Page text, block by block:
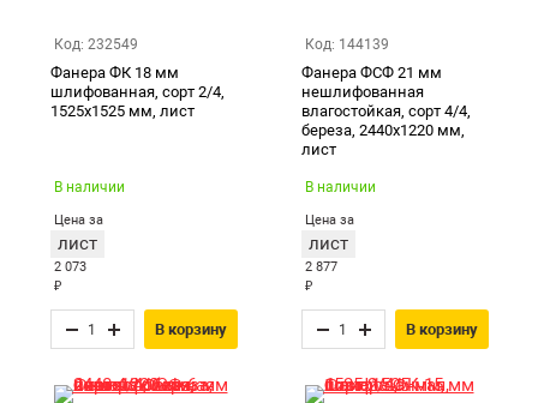
Код: 232549
Фанера ФК 18 мм
шлифованная, сорт 2/4,
1525х1525 мм, лист
В наличии
Цена за
лист
2 073
₽
В корзину
Код: 144139
Фанера ФСФ 21 мм
нешлифованная
влагостойкая, сорт 4/4,
береза, 2440х1220 мм,
лист
В наличии
Цена за
лист
2 877
₽
В корзину